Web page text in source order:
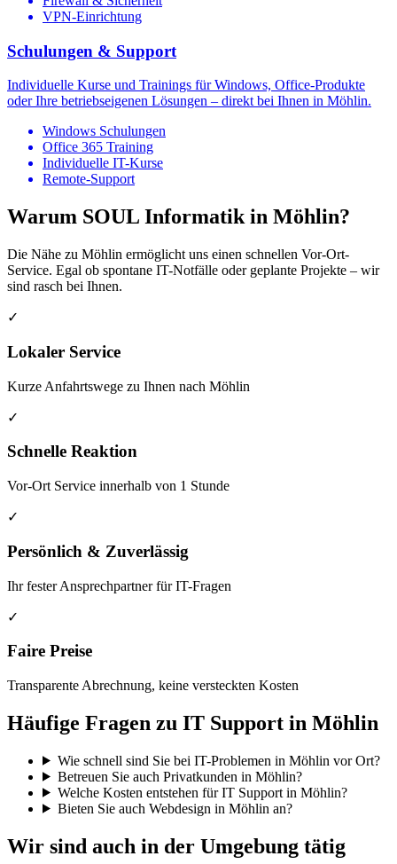
VPN-Einrichtung
Schulungen & Support
Individuelle Kurse und Trainings für Windows, Office-Produkte
oder Ihre betriebseigenen Lösungen – direkt bei Ihnen in Möhlin.
Windows Schulungen
Office 365 Training
Individuelle IT-Kurse
Remote-Support
Warum SOUL Informatik in Möhlin?
Die Nähe zu Möhlin ermöglicht uns einen schnellen Vor-Ort-
Service. Egal ob spontane IT-Notfälle oder geplante Projekte – wir
sind rasch bei Ihnen.
✓
Lokaler Service
Kurze Anfahrtswege zu Ihnen nach Möhlin
✓
Schnelle Reaktion
Vor-Ort Service innerhalb von 1 Stunde
✓
Persönlich & Zuverlässig
Ihr fester Ansprechpartner für IT-Fragen
✓
Faire Preise
Transparente Abrechnung, keine versteckten Kosten
Häufige Fragen zu IT Support in Möhlin
Wie schnell sind Sie bei IT-Problemen in Möhlin vor Ort?
Betreuen Sie auch Privatkunden in Möhlin?
Welche Kosten entstehen für IT Support in Möhlin?
Bieten Sie auch Webdesign in Möhlin an?
Wir sind auch in der Umgebung tätig